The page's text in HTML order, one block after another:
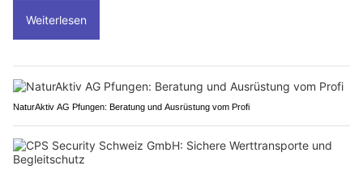
Weiterlesen
NaturAktiv AG Pfungen: Beratung und Ausrüstung vom Profi